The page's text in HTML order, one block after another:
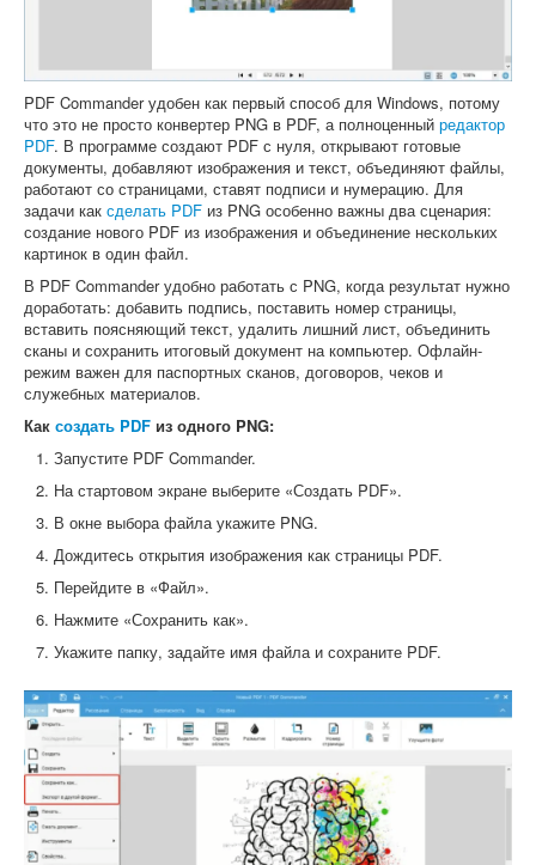
PDF Commander удобен как первый способ для Windows, потому
что это не просто конвертер PNG в PDF, а полноценный редактор
PDF. В программе создают PDF с нуля, открывают готовые
документы, добавляют изображения и текст, объединяют файлы,
работают со страницами, ставят подписи и нумерацию. Для
задачи как сделать PDF из PNG особенно важны два сценария:
создание нового PDF из изображения и объединение нескольких
картинок в один файл.
В PDF Commander удобно работать с PNG, когда результат нужно
доработать: добавить подпись, поставить номер страницы,
вставить поясняющий текст, удалить лишний лист, объединить
сканы и сохранить итоговый документ на компьютер. Офлайн-
режим важен для паспортных сканов, договоров, чеков и
служебных материалов.
Как создать PDF из одного PNG:
Запустите PDF Commander.
На стартовом экране выберите «Создать PDF».
В окне выбора файла укажите PNG.
Дождитесь открытия изображения как страницы PDF.
Перейдите в «Файл».
Нажмите «Сохранить как».
Укажите папку, задайте имя файла и сохраните PDF.